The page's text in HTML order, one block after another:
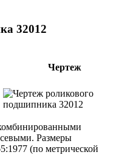
32012
Чертеж
Размеры
(по метрической